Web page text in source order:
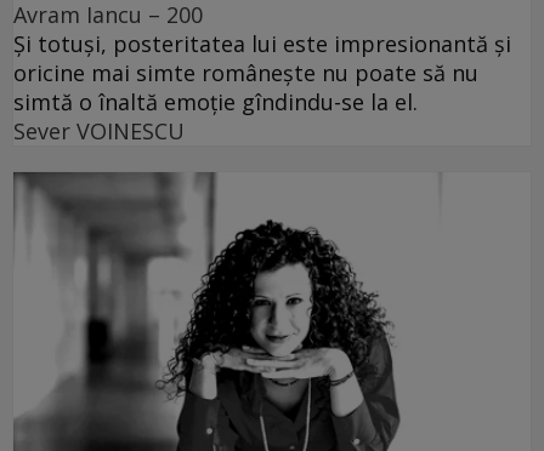
Avram Iancu – 200
Și totuși, posteritatea lui este impresionantă și
oricine mai simte românește nu poate să nu
simtă o înaltă emoție gîndindu-se la el.
Sever VOINESCU